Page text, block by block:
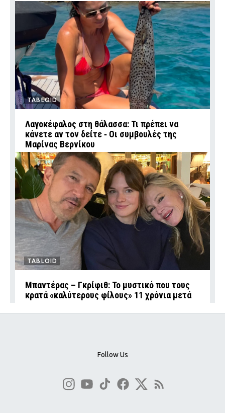
TABLOID
Λαγοκέφαλος στη θάλασσα: Τι πρέπει να
κάνετε αν τον δείτε ‑ Οι συμβουλές της
Μαρίνας Βερνίκου
TABLOID
Μπαντέρας – Γκρίφιθ: Το μυστικό που τους
κρατά «καλύτερους φίλους» 11 χρόνια μετά
Follow Us